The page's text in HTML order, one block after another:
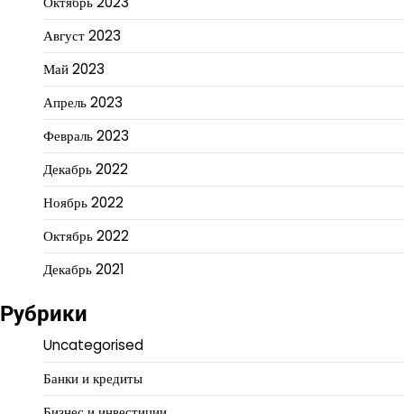
Август 2023
Май 2023
Апрель 2023
Февраль 2023
Декабрь 2022
Ноябрь 2022
Октябрь 2022
Декабрь 2021
Рубрики
Uncategorised
Банки и кредиты